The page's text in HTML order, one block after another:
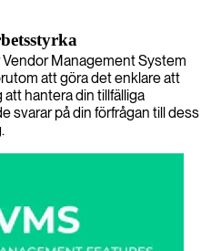
Management System
att göra det enklare att
hantera din tillfälliga
svarar på din förfrågan till dess